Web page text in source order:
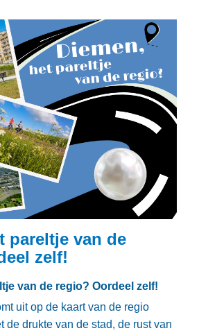
pareltje van de
zelf!
van de regio? Oordeel zelf!
uit op de kaart van de regio
de drukte van de stad, de rust van